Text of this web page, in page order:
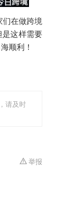
们在做跨境
是这样需要
顺利！
请及时
举报